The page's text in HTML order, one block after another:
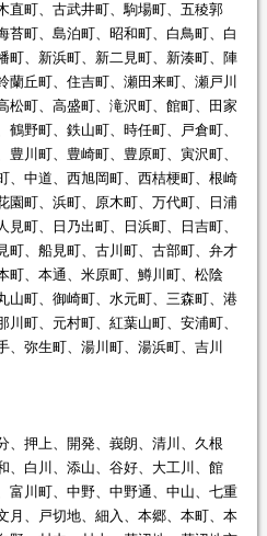
直町、古武井町、駒場町、五稜郭
苔町、島泊町、昭和町、白鳥町、白
町、新浜町、新二見町、新湊町、陣
蘭丘町、住吉町、瀬田来町、瀬戸川
松町、高盛町、滝沢町、館町、田家
野町、鉄山町、時任町、戸倉町、
川町、豊崎町、豊原町、寅沢町、
、中道、西旭岡町、西桔梗町、根崎
園町、浜町、原木町、万代町、日浦
町、日乃出町、日浜町、日吉町、
町、船見町、古川町、古部町、弁才
町、本通、米原町、鱒川町、松陰
山町、御崎町、水元町、三森町、港
町、元村町、紅葉山町、安浦町、
弥生町、湯川町、湯浜町、吉川
、押上、開発、峩朗、清川、久根
、白川、添山、谷好、大工川、館
富川町、中野、中野通、中山、七重
月、戸切地、細入、本郷、本町、本